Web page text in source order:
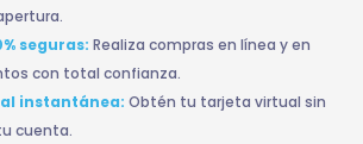
seguras:Realiza compras en línea y en
con total confianza.
instantánea: Obtén tu tarjeta virtual sin
cuenta.